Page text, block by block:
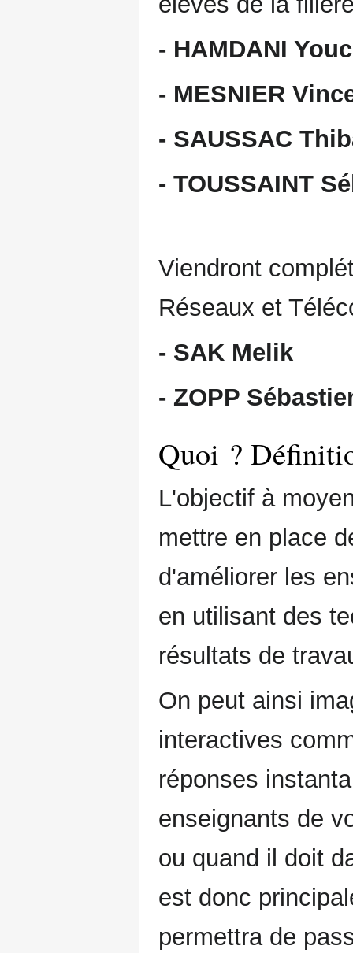
- HAMDANI
- MESNIER
- SAUSSAC
- TOUSSAINT
Viendront
Réseaux et
- SAK Melik
- ZOPP
Quoi ?
L'objectif à
mettre en place
d'améliorer les
en utilisant des
résultats de
On peut ainsi
interactives
réponses
enseignants de
ou quand il doit
est donc
permettra de